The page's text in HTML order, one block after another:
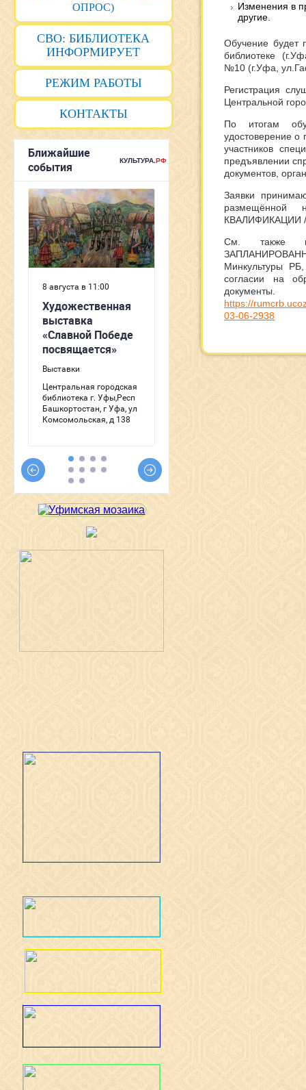
ОПРОС)
СВО: БИБЛИОТЕКА
ИНФОРМИРУЕТ
РЕЖИМ РАБОТЫ
КОНТАКТЫ
Изменения в
другие.
Обучение будет
библиотеке
№10 (г.Уфа,
Регистрация
Центральной
По итогам
удостоверение о
участников
предъявлении
документов,
Заявки
См. также
Минкультуры
согласии на
документы.
https://
03-06-2938